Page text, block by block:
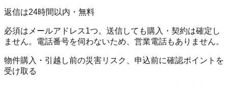
返信は24時間以内・無料
必須はメールアドレス1つ。送信しても購入・契約は確定し
ません。電話番号を伺わないため、営業電話もありません。
物件購入・引越し前の災害リスク、申込前に確認ポイントを
受け取る